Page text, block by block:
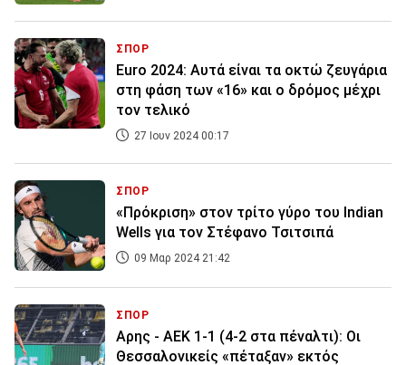
ΣΠΟΡ
Euro 2024: Αυτά είναι τα οκτώ ζευγάρια
στη φάση των «16» και ο δρόμος μέχρι
τον τελικό
27 Ιουν 2024 00:17
ΣΠΟΡ
«Πρόκριση» στον τρίτο γύρο του Indian
Wells για τον Στέφανο Τσιτσιπά
09 Μαρ 2024 21:42
ΣΠΟΡ
Αρης - ΑΕΚ 1-1 (4-2 στα πέναλτι): Οι
Θεσσαλονικείς «πέταξαν» εκτός